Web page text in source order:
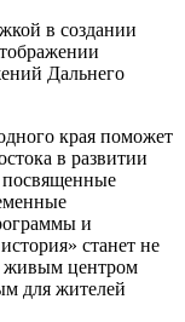
в создании
Дальнего
края поможет
в развитии
посвященные
и
станет не
живым центром
для жителей